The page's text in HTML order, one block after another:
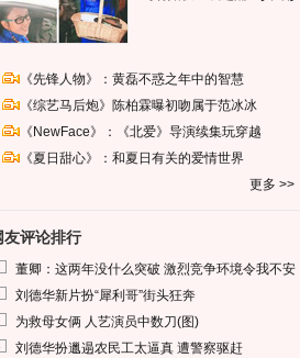
《先锋人物》：黄磊不惑之年中的智慧
《综艺马后炮》陈柏霖曝初吻属于范冰冰
《NewFace》：《北爱》导演续集玩穿越
《夏日甜心》：和夏日有关的爱情世界
更多 >>
友评论排行
董卿：这两年没什么突破 激烈竞争环境令我不安
刘德华新片扮“犀利哥”街头狂奔
为救母女俩 人艺演员中数刀(图)
刘德华扮邋遢农民工太逼真 遭警察驱赶